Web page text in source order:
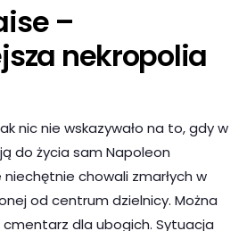
–
nekropolia
nic nie wskazywało na to, gdy w
ją do życia sam Napoleon
chowali zmarłych w
od centrum dzielnicy. Można
cmentarz dla ubogich. Sytuacja